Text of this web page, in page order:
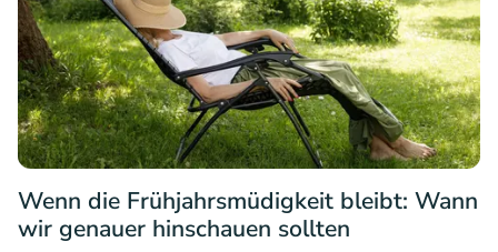
Wenn die Frühjahrsmüdigkeit bleibt: Wann
wir genauer hinschauen sollten